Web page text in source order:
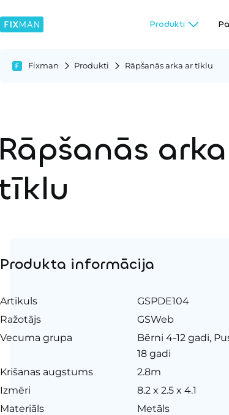
Produkti
Fixman Produkti Rāpšanās arka ar tīklu
Produkta informācija
Artikuls
GSPDE104
Ražotājs
GSWeb
Vecuma grupa
Bērni 4-12 gadi,
18 gadi
Krišanas augstums
2.8m
Izmēri
8.2 x 2.5 x 4.1
Materiāls
Metāls